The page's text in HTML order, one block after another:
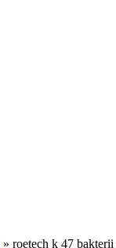
» roetech k 47